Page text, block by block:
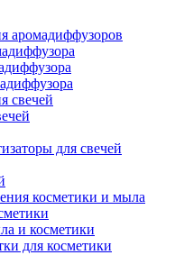
аромадиффузоров
свечей
для свечей
косметики и мыла
и косметики
для косметики